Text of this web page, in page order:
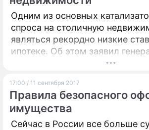
Одним из основных
спроса на столичную
являться рекордно низкие
ипотеке. Об этом заявил
директор АО "Управление
микрорайонов", заместитель
по девелопменту компании
Альберт Суниев, ссылаясь на
аналитиков компании
17:00 / 11 сентября 2017
Правила безопасного
имущества
Сейчас в России все больше